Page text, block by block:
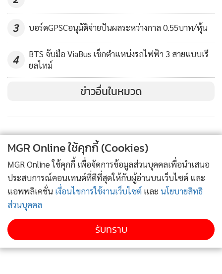
การและหน่วยงานที่เกี่ยวข้องทราบสถานการณ์ความคืบหน้า
เป็นระยะ ตลอดจนร่วมกันประเมินผลกระทบและเตรียม
มาตรการรองรับ โดยเฉพาะการหาตลาดใหม่ และการใช้
ประโยชน์จากความตกลงการค้าเสรี (FTA) ที่ไทยมีอยู่ และเดิน
หน้าขยาย FTA กับคู่ค้าสำคัญเพื่อเพิ่มโอกาสทางการค้า
ที่ถูกสหรัฐฯ และจีนขึ้นภาษีระหว่างกัน ซึ่งถือว่าทำได้ดี สินค้า
หลายตัวมียอดส่งออกเพิ่มขึ้น และยังเชื่อว่าการลงนามในข้อ
ตกลงการค้าเฟส 1 ของสหรัฐฯ กับจีนจะทำให้ผลกระทบจาก
สงครามการค้าชะลอตัวลง และส่งผลดีต่อการส่งออกและ
เศรษฐกิจโลก และยังมีความชัดเจนเรื่องการออกจากสหภาพ
ยุโรปของสหราชอาณาจักร (Brexit) จีนถูกถอนจากบัญชี
ประเทศที่มีการแทรกแซงค่าเงิน และไทยไม่อยู่ในกลุ่มประเทศที่
ถูกจับตา ซึ่งล้วนแต่เป็นปัจจัยบวก
3 บอร์ดGPSCอนุมัติจ่ายปันผลระหว่างกาล 0.55บาท/หุ้น
4
BTS จับมือ ViaBus เช็กตำแหน่งรถไฟฟ้า 3 สายแบบเรี
ยลไทม์
ข่าวอื่นในหมวด
MGR Online ใช้คุกกี้ (Cookies)
MGR Online ใช้คุกกี้ เพื่อจัดการข้อมูลส่วนบุคคลเพื่อนำเสนอ
ประสบการณ์คอนเทนต์ที่ดีที่สุดให้กับผู้อ่านบนเว็บไซต์ และ
แอพพลิเคชั่น เงื่อนไขการใช้งานเว็บไซต์ และ นโยบายสิทธิ
ส่วนบุคคล
รับทราบ